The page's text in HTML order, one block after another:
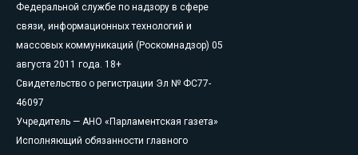
Федеральной службе по надзору в сфере
связи, информационных технологий и
массовых коммуникаций (Роскомнадзор) 05
августа 2011 года. 18+
Свидетельство о регистрации Эл № ФС77-
46097
Учредитель — АНО «Парламентская газета»
Исполняющий обязанности главного